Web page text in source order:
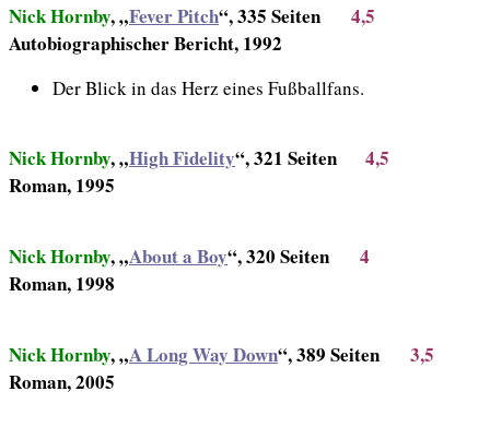
Nick Hornby, „Fever Pitch“, 335 Seiten 4,5
Autobiographischer Bericht, 1992
Der Blick in das Herz eines Fußballfans.
Nick Hornby, „High Fidelity“, 321 Seiten 4,5
Roman, 1995
Nick Hornby, „About a Boy“, 320 Seiten 4
Roman, 1998
Nick Hornby, „A Long Way Down“, 389 Seiten 3,5
Roman, 2005